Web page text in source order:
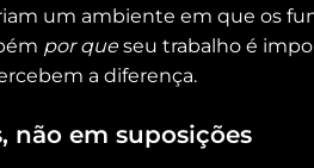
um ambiente em que os
por queseu trabalho é
a diferença.
não em suposições